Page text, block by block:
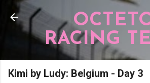
Pular para o conteúdo
RACING
Kimi by Ludy: Belgium - Day 3